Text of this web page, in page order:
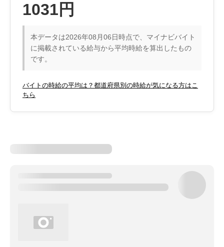
1031円
本データは2026年08月06日時点で、マイナビバイト
に掲載されている給与から平均時給を算出したもの
です。
バイトの時給の平均は？都道府県別の時給が気になる方はこ
ちら